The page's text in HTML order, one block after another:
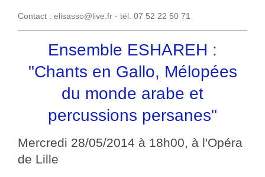
Contact : elisasso@live.fr - tél. 07 52 22 50 71
Ensemble ESHAREH :
"Chants en Gallo, Mélopées
du monde arabe et
percussions persanes"
Mercredi 28/05/2014 à 18h00, à l'Opéra
de Lille